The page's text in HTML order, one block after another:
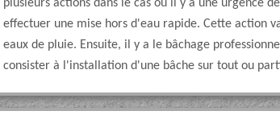
plusieurs actions dans le cas où il y a une urgence
effectuer une mise hors d'eau rapide. Cette action
eaux de pluie. Ensuite, il y a le bâchage
consister à l'installation d'une bâche sur tout ou